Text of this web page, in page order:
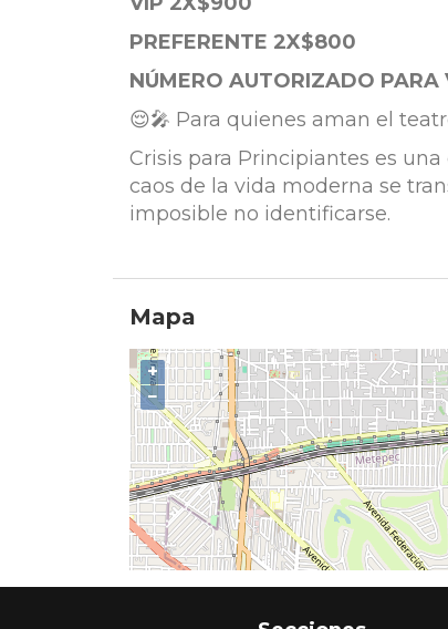
PREFERENTE 2X$800
NÚMERO AUTORIZADO
😌🎤 Para quienes aman el
Crisis para Principiantes es
caos de la vida moderna se
imposible no identificarse.
Mapa
+
−